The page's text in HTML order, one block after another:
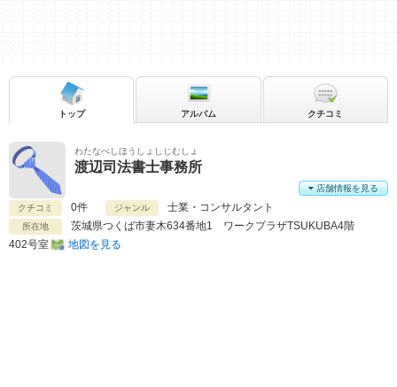
わたなべしほうしょしじむしょ
渡辺司法書士事務所
クチコミ 0件 ジャンル 士業・コンサルタント
所在地 茨城県つくば市妻木634番地1 ワークプラザTSUKUBA4階
402号室
地図を見る
店舗情報を見る
トップ アルバム クチコミ